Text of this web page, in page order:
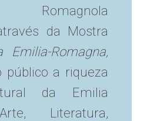
da Mostra
Emilia-Romagna,
público a riqueza
da Emilia
Literatura,